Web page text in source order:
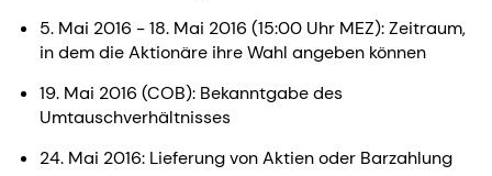
5. Mai 2016 - 18. Mai 2016 (15:00 Uhr MEZ): Zeitraum,
in dem die Aktionäre ihre Wahl angeben können
19. Mai 2016 (COB): Bekanntgabe des
Umtauschverhältnisses
24. Mai 2016: Lieferung von Aktien oder Barzahlung